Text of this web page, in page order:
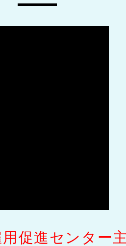
用促進センター